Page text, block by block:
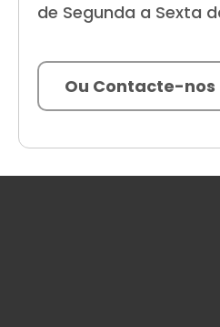
de Segunda a Sexta
Ou Contacte-